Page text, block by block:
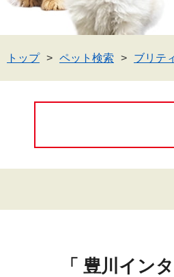
トップ ペット検索 ブリテ
「 豊川イン